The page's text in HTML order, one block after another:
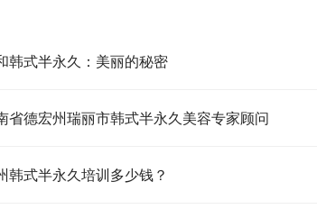
韩式半永久：美丽的秘密
省德宏州瑞丽市韩式半永久美容专家顾问
韩式半永久培训多少钱？